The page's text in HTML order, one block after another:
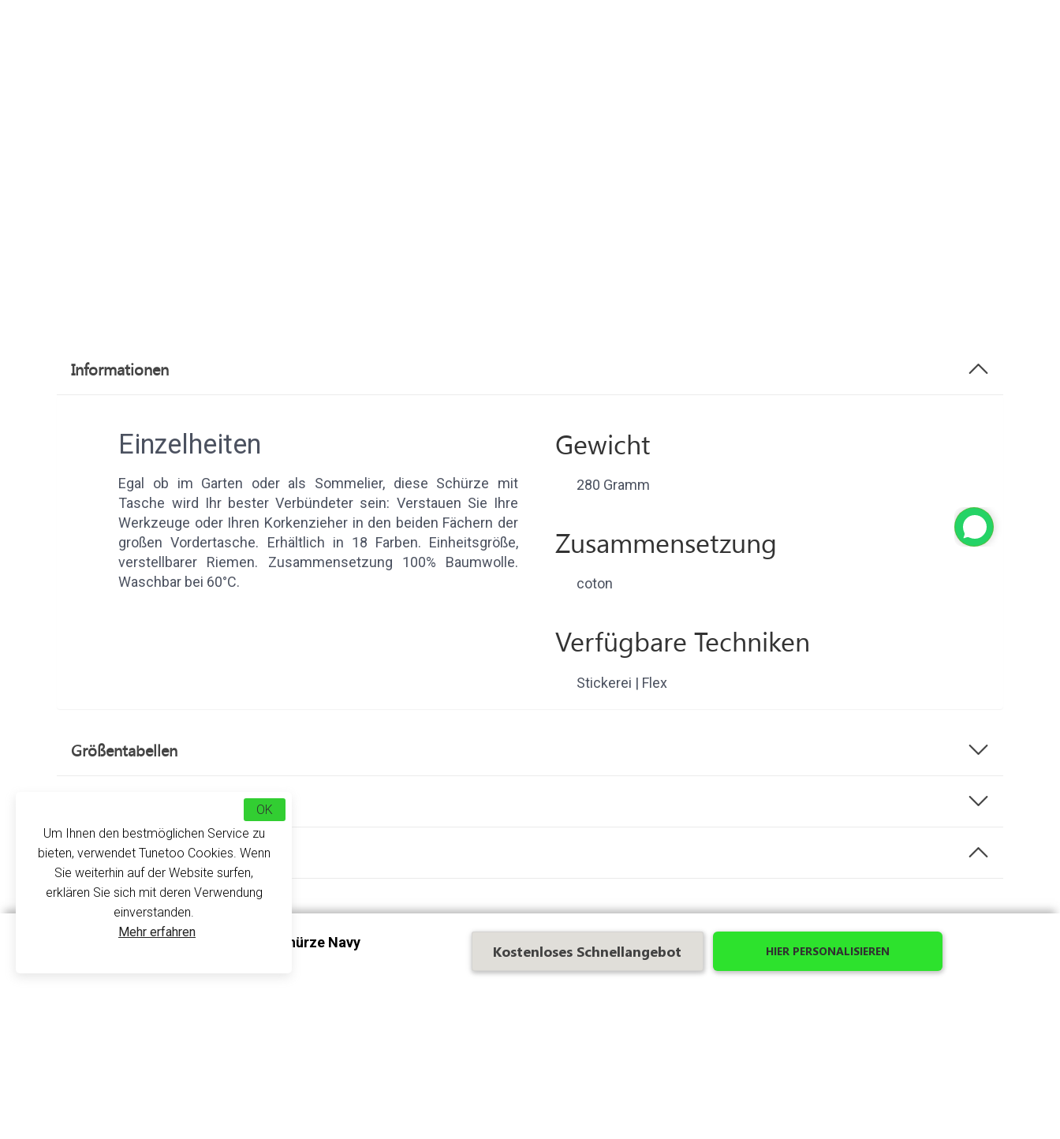
Informationen
Einzelheiten
Egal ob im Garten oder als Sommelier, diese Schürze mit
Tasche wird Ihr bester Verbündeter sein: Verstauen Sie Ihre
Werkzeuge oder Ihren Korkenzieher in den beiden Fächern der
großen Vordertasche. Erhältlich in 18 Farben. Einheitsgröße,
verstellbarer Riemen. Zusammensetzung 100% Baumwolle.
Waschbar bei 60°C.
Gewicht
280 Gramm
Zusammensetzung
coton
Verfügbare Techniken
Stickerei | Flex
Größentabellen
Über uns
Gärtner oder Sommelierschürze
Die Schürze für Gärtner oder Sommeliers mit Tasche ist das ideale Accessoire zum Gärtnern oder zum Weinberater. Ein echtes Arbeitskleidungsstück aus
Gärtner Oder Sommelierschürze Navy Kostenloses Schnellangebot HIER PERSONALISIEREN
Um Ihnen den bestmöglichen Service zu
bieten, verwendet Tunetoo Cookies. Wenn
Sie weiterhin auf der Website surfen,
erklären Sie sich mit deren Verwendung
einverstanden.
Mehr erfahren
OK